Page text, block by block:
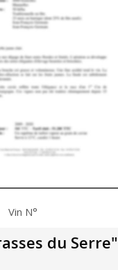
Vin N°
du Serre"